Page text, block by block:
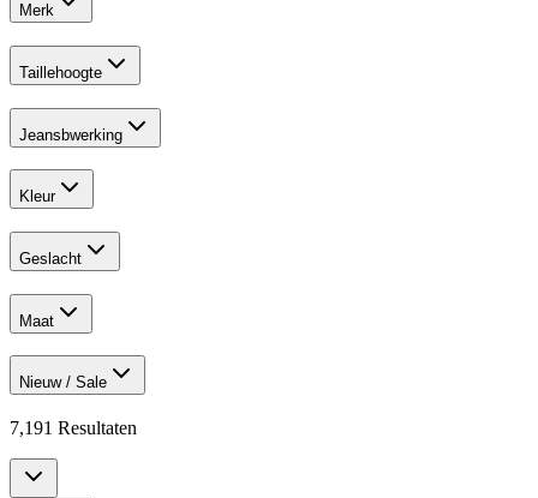
Merk
Taillehoogte
Jeansbwerking
Kleur
Geslacht
Maat
Nieuw / Sale
7,191 Resultaten